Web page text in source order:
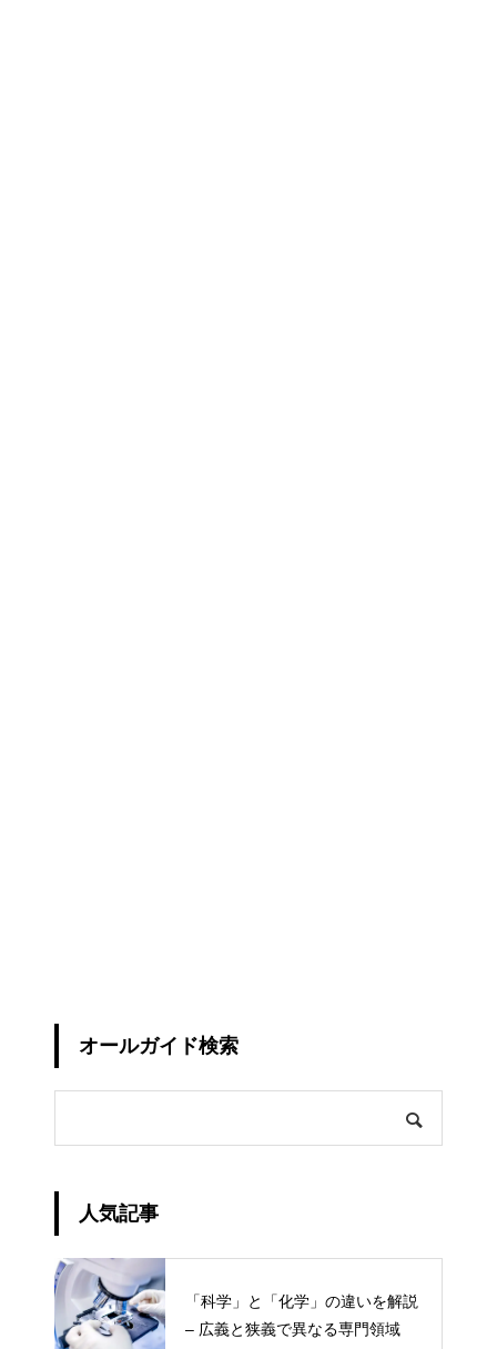
オールガイド検索
人気記事
「科学」と「化学」の違いを解説
– 広義と狭義で異なる専門領域